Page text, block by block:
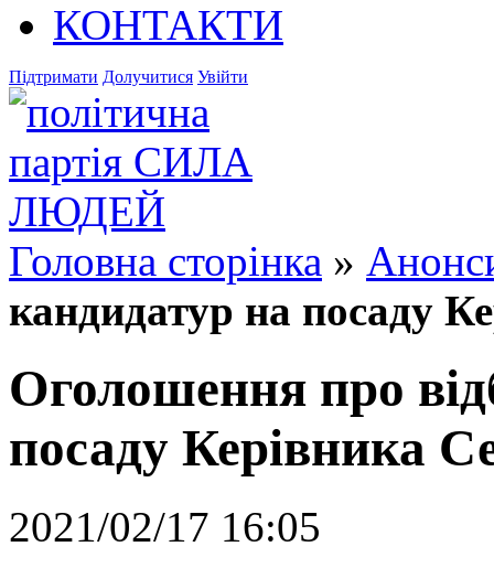
КОНТАКТИ
Підтримати Долучитися Увійти
Головна сторінка »
кандидатур на посаду
Оголошення про
посаду Керівника
2021/02/17 16:05